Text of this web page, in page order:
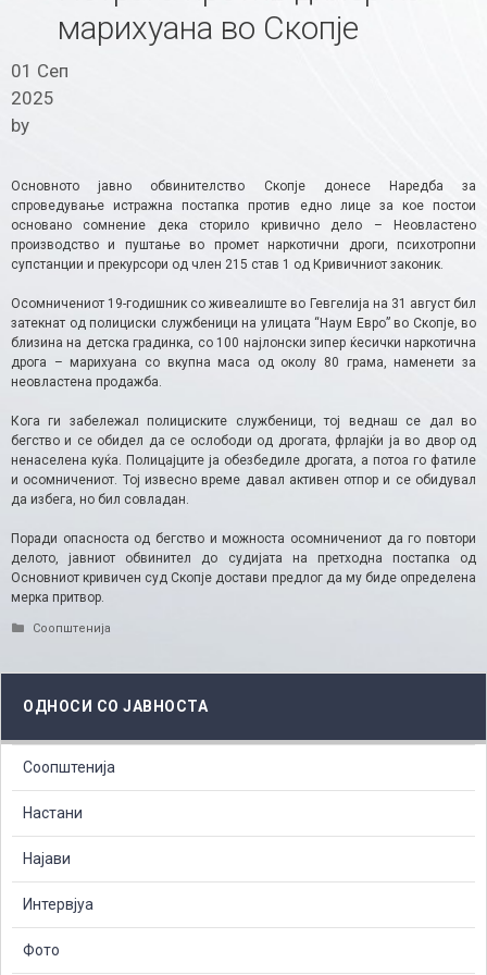
марихуана во Скопје
01 Сеп
2025
by
Основното јавно обвинителство Скопје донесе Наредба за
спроведување истражна постапка против едно лице за кое постои
основано сомнение дека сторило кривично дело – Неовластено
производство и пуштање во промет наркотични дроги, психотропни
супстанции и прекурсори од член 215 став 1 од Кривичниот законик.
Осомничениот 19-годишник со живеалиште во Гевгелија на 31 август бил
затекнат од полициски службеници на улицата “Наум Евро” во Скопје, во
близина на детска градинка, со 100 најлонски зипер ќесички наркотична
дрога – марихуана со вкупна маса од околу 80 грама, наменети за
неовластена продажба.
Кога ги забележал полициските службеници, тој веднаш се дал во
бегство и се обидел да се ослободи од дрогата, фрлајќи ја во двор од
ненаселена куќа. Полицајците ја обезбедиле дрогата, а потоа го фатиле
и осомничениот. Тој извесно време давал активен отпор и се обидувал
да избега, но бил совладан.
Поради опасноста од бегство и можноста осомничениот да го повтори
делото, јавниот обвинител до судијата на претходна постапка од
Основниот кривичен суд Скопје достави предлог да му биде определена
мерка притвор.
Categories
Соопштенија
ОДНОСИ СО ЈАВНОСТА
Соопштенија
Настани
Најави
Интервјуа
Фото